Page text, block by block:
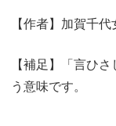
【作者】加賀千
【補足】「言ひ
う意味です。